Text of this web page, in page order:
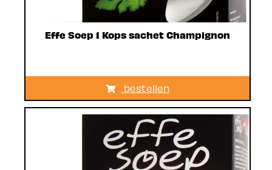
Effe Soep 1 Kops sachet Champignon
bestellen